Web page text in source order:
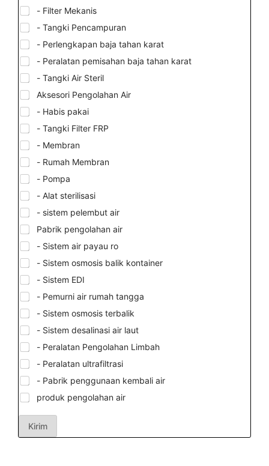
- Filter Mekanis
- Tangki Pencampuran
- Perlengkapan baja tahan karat
- Peralatan pemisahan baja tahan karat
- Tangki Air Steril
Aksesori Pengolahan Air
- Habis pakai
- Tangki Filter FRP
- Membran
- Rumah Membran
- Pompa
- Alat sterilisasi
- sistem pelembut air
Pabrik pengolahan air
- Sistem air payau ro
- Sistem osmosis balik kontainer
- Sistem EDI
- Pemurni air rumah tangga
- Sistem osmosis terbalik
- Sistem desalinasi air laut
- Peralatan Pengolahan Limbah
- Peralatan ultrafiltrasi
- Pabrik penggunaan kembali air
produk pengolahan air
Kirim